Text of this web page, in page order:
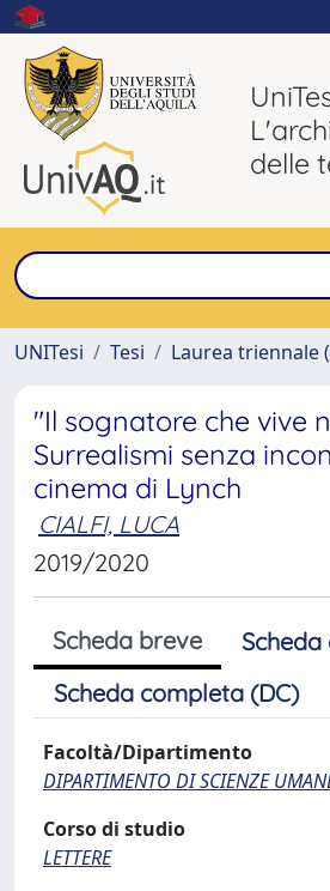
delle
UNITesi
Tesi Laurea triennale
"Il sognatore che vive
Surrealismi senza
cinema di Lynch
CIALFI, LUCA
2019/2020
Scheda breve
Scheda completa (DC)
Facoltà/Dipartimento
DIPARTIMENTO DI SCIENZE
Corso di studio
LETTERE